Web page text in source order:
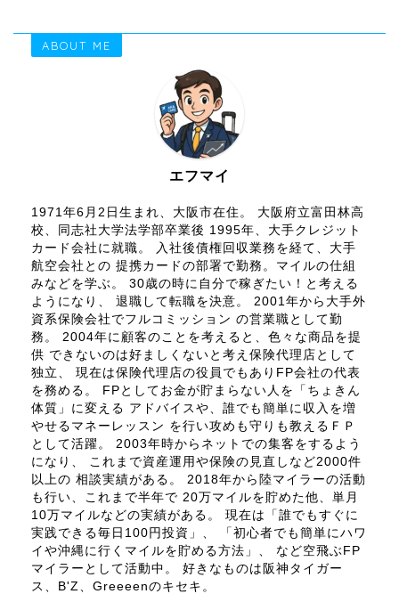
ABOUT ME
エフマイ
1971年6月2日生まれ、大阪市在住。 大阪府立富田林高
校、同志社大学法学部卒業後 1995年、大手クレジット
カード会社に就職。 入社後債権回収業務を経て、大手
航空会社との 提携カードの部署で勤務。マイルの仕組
みなどを学ぶ。 30歳の時に自分で稼ぎたい！と考える
ようになり、 退職して転職を決意。 2001年から大手外
資系保険会社でフルコミッション の営業職として勤
務。 2004年に顧客のことを考えると、色々な商品を提
供 できないのは好ましくないと考え保険代理店として
独立、 現在は保険代理店の役員でもありFP会社の代表
を務める。 FPとしてお金が貯まらない人を「ちょきん
体質」に変える アドバイスや、誰でも簡単に収入を増
やせるマネーレッスン を行い攻めも守りも教えるＦＰ
として活躍。 2003年時からネットでの集客をするよう
になり、 これまで資産運用や保険の見直しなど2000件
以上の 相談実績がある。 2018年から陸マイラーの活動
も行い、これまで半年で 20万マイルを貯めた他、単月
10万マイルなどの実績がある。 現在は「誰でもすぐに
実践できる毎日100円投資」、 「初心者でも簡単にハワ
イや沖縄に行くマイルを貯める方法」、 など空飛ぶFP
マイラーとして活動中。 好きなものは阪神タイガー
ス、B'Z、Greeeenのキセキ。